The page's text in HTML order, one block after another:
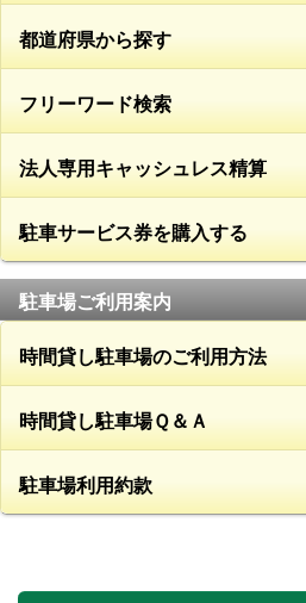
都道府県から探す
フリーワード検索
法人専用キャッシュレス精算
駐車サービス券を購入する
駐車場ご利用案内
時間貸し駐車場のご利用方法
時間貸し駐車場Ｑ＆Ａ
駐車場利用約款